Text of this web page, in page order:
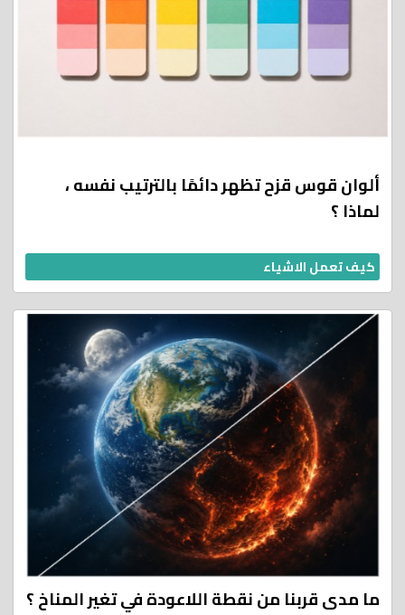
ألوان قوس قزح تظهر دائمًا بالترتيب نفسه ،
لماذا ؟
كيف تعمل الاشياء
ما مدى قربنا من نقطة اللاعودة في تغير المناخ ؟